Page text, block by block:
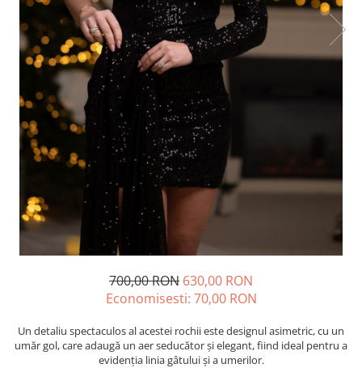
700,00 RON 630,00 RON
Economisesti: 70,00 RON
Un detaliu spectaculos al acestei rochii este designul asimetric, cu un
umăr gol, care adaugă un aer seducător și elegant, fiind ideal pentru a
evidenția linia gâtului și a umerilor.